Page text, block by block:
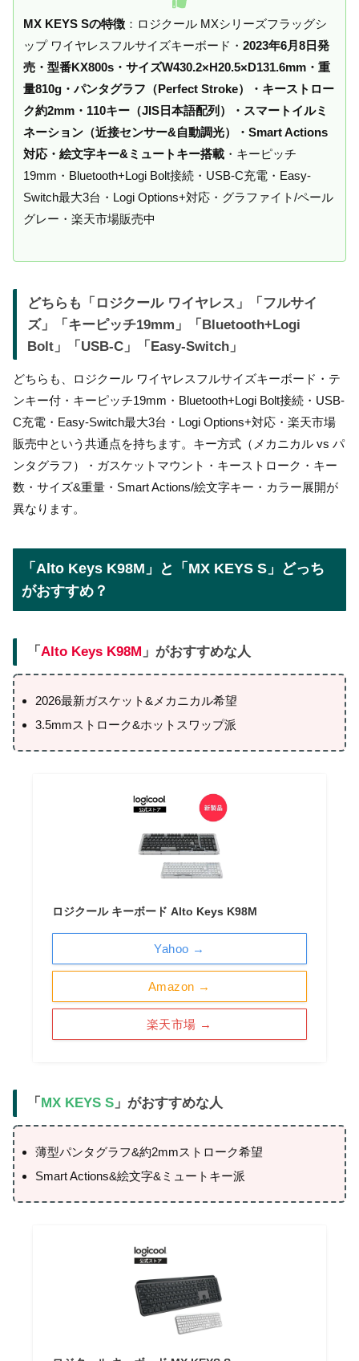
MX KEYS Sの特徴 ：ロジクール MXシリーズフラッグシ
ップ ワイヤレスフルサイズキーボード・ 2023年6月8日発
売・型番KX800s・サイズW430.2×H20.5×D131.6mm・重
量810g・パンタグラフ（Perfect Stroke）・キーストロー
ク約2mm・110キー（JIS日本語配列）・スマートイルミ
ネーション（近接センサー&自動調光）・Smart Actions
対応・絵文字キー&ミュートキー搭載 ・キーピッチ
19mm・Bluetooth+Logi Bolt接続・USB-C充電・Easy-
Switch最大3台・Logi Options+対応・グラファイト/ペール
グレー・楽天市場販売中
どちらも「ロジクール ワイヤレス」「フルサイ
ズ」「キーピッチ19mm」「Bluetooth+Logi
Bolt」「USB-C」「Easy-Switch」
どちらも、ロジクール ワイヤレスフルサイズキーボード・テ
ンキー付・キーピッチ19mm・Bluetooth+Logi Bolt接続・USB-
C充電・Easy-Switch最大3台・Logi Options+対応・楽天市場
販売中という共通点を持ちます。キー方式（メカニカル vs パ
ンタグラフ）・ガスケットマウント・キーストローク・キー
数・サイズ&重量・Smart Actions/絵文字キー・カラー展開が
異なります。
「Alto Keys K98M」と「MX KEYS S」どっち
がおすすめ？
「Alto Keys K98M 」がおすすめな人
2026最新ガスケット&メカニカル希望
3.5mmストローク&ホットスワップ派
ロジクール キーボード Alto Keys K98M
Amazon →
楽天市場 →
Yahoo →
「 MX KEYS S 」がおすすめな人
薄型パンタグラフ&約2mmストローク希望
Smart Actions&絵文字&ミュートキー派